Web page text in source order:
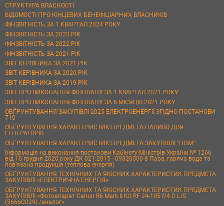
СТРУКТУРА ВЛАСНОСТІ
ВІДОМОСТІ ПРО КІНЦЕВИХ БЕНЕФІЦІАРНИХ ВЛАСНИКІВ
ФІНЗВІТНІСТЬ ЗА 1 КВАРТАЛ 2024 РОКУ
ФІНЗВІТНІСТЬ ЗА 2023 РІК
ФІНЗВІТНІСТЬ ЗА 2022 РІК
ФІНЗВІТНІСТЬ ЗА 2021 РІК
ЗВІТ КЕРІВНИКА ЗА 2021 РІК
ЗВІТ КЕРІВНИКА ЗА 2020 РІК
ЗВІТ КЕРІВНИКА ЗА 2019 РІК
ЗВІТ ПРО ВИКОНАННЯ ФІНПЛАНУ ЗА 1 КВАРТАЛ 2021 РОКУ
ЗВІТ ПРО ВИКОНАННЯ ФІНПЛАНУ ЗА 6 МІСЯЦІВ 2021 РОКУ
ОБҐРУНТУВАННЯ ЗАКУПІВЛІ 2025 ЕЛЕКТРОЕНЕРГІЇ ЗГІДНО ПОСТАНОВИ
710
ОБҐРУНТУВАННЯ ХАРАКТЕРИСТИК ПРЕДМЕТА ПАЛИВО ДЛЯ
ГЕНЕРАТОРІВ
ОБҐРУНТУВАННЯ ХАРАКТЕРИСТИК ПРЕДМЕТА ЗАКУПІВЛІ "ППМ"
Інформація на виконання постанови Кабінету Міністрів України № 1266
від 16 грудня 2020 року ДК 021:2015 - 09320000-8 Пара, гаряча вода та
пов’язана продукція (теплова енергія)
ОБҐРУНТУВАННЯ ТЕХНІЧНИХ ТА ЯКІСНИХ ХАРАКТЕРИСТИК ПРЕДМЕТА
ЗАКУПІВЛІ «ЕЛЕКТРИЧНА ЕНЕРГІЯ»
ОБҐРУНТУВАННЯ ТЕХНІЧНИХ ТА ЯКІСНИХ ХАРАКТЕРИСТИК ПРЕДМЕТА
ЗАКУПІВЛІ «Фотоапарат Canon R6 Mark II Kit RF 24-105 f/4.0 L IS
(5666C029) /аналог»